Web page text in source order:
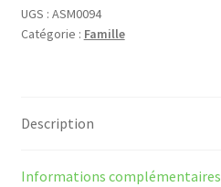
UGS : ASM0094
Catégorie : Famille
Description
Informations complémentaires